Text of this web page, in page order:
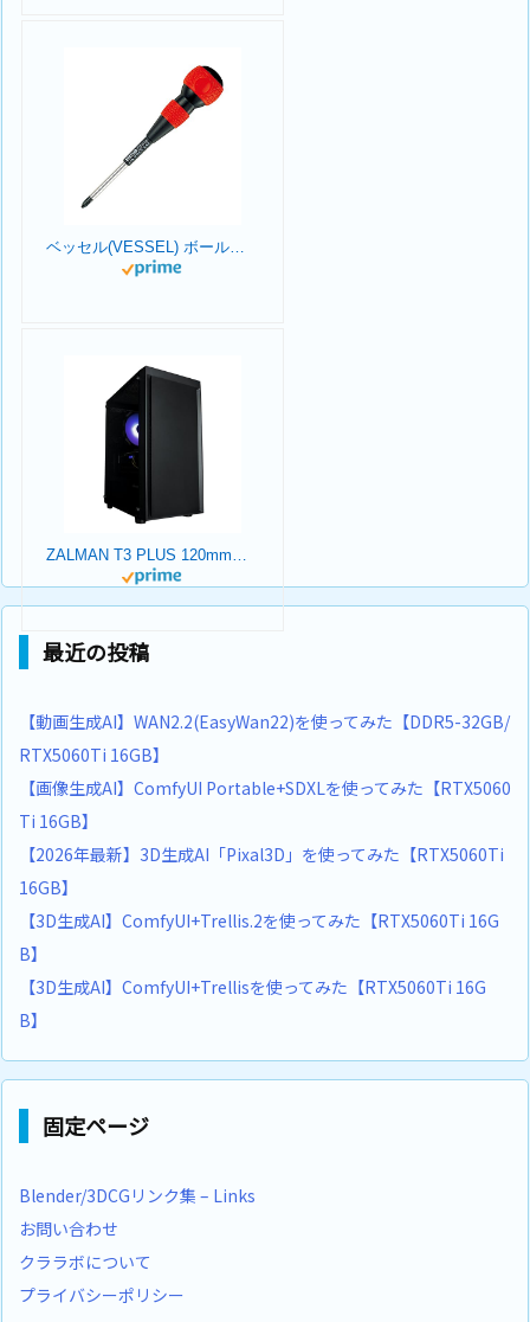
ベッセル(VESSEL) ボールグリップドライバー +2×100 220
ZALMAN T3 PLUS 120mmファン 2基 標準搭載 Micro-ATX ミニタワー PCケース T3 PLUS CS8683
最近の投稿
【動画生成AI】WAN2.2(EasyWan22)を使ってみた【DDR5-32GB/
RTX5060Ti 16GB】
【画像生成AI】ComfyUI Portable+SDXLを使ってみた【RTX5060
Ti 16GB】
【2026年最新】3D生成AI「Pixal3D」を使ってみた【RTX5060Ti
16GB】
【3D生成AI】ComfyUI+Trellis.2を使ってみた【RTX5060Ti 16G
B】
【3D生成AI】ComfyUI+Trellisを使ってみた【RTX5060Ti 16G
B】
固定ページ
Blender/3DCGリンク集 – Links
お問い合わせ
クララボについて
プライバシーポリシー